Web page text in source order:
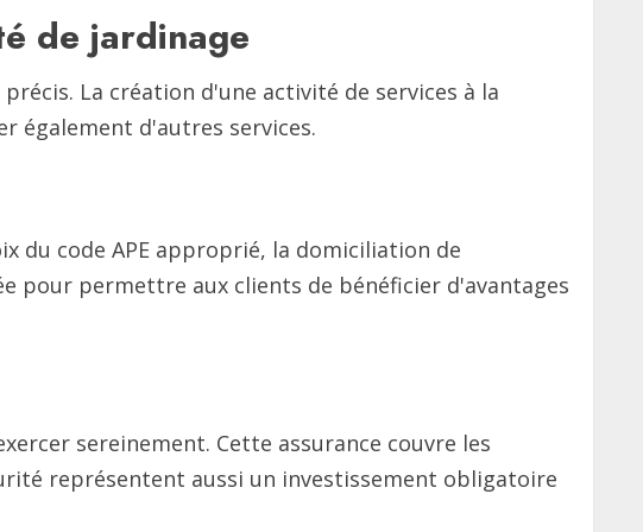
de jardinage
La création d'une activité de services à la
également d'autres services.
du code APE approprié, la domiciliation de
pour permettre aux clients de bénéficier d'avantages
sereinement. Cette assurance couvre les
représentent aussi un investissement obligatoire